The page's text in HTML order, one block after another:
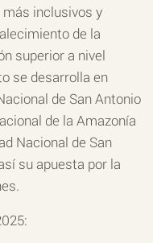
inclusivos y
de la
superior a nivel
se desarrolla en
de San Antonio
de la Amazonía
Nacional de San
su apuesta por la